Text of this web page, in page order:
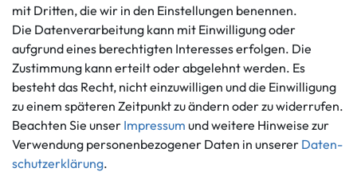
Kontaktformular
Widerrufs­recht
Vertrag widerrufen
Informationen
Über uns
Häufig gestellte Fragen
Zahlung und Versand
Zahlungsmöglichkeiten
mit Dritten, die wir in den Einstellungen benennen.
Die Datenverarbeitung kann mit Einwilligung oder
aufgrund eines berechtigten Interesses erfolgen. Die
Zustimmung kann erteilt oder abgelehnt werden. Es
besteht das Recht, nicht einzuwilligen und die Einwilligung
zu einem späteren Zeitpunkt zu ändern oder zu widerrufen.
Beachten Sie unser Impressum und weitere Hinweise zur
Verwendung personenbezogener Daten in unserer Daten­
schutz­erklärung.